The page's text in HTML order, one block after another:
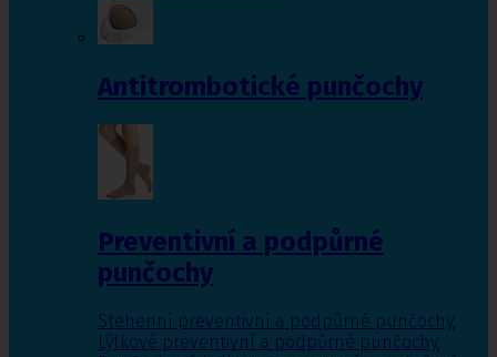
Antitrombotické punčochy
Preventivní a podpůrné
punčochy
Stehenní preventivní a podpůrné punčochy,
Lýtkové preventivní a podpůrné punčochy,